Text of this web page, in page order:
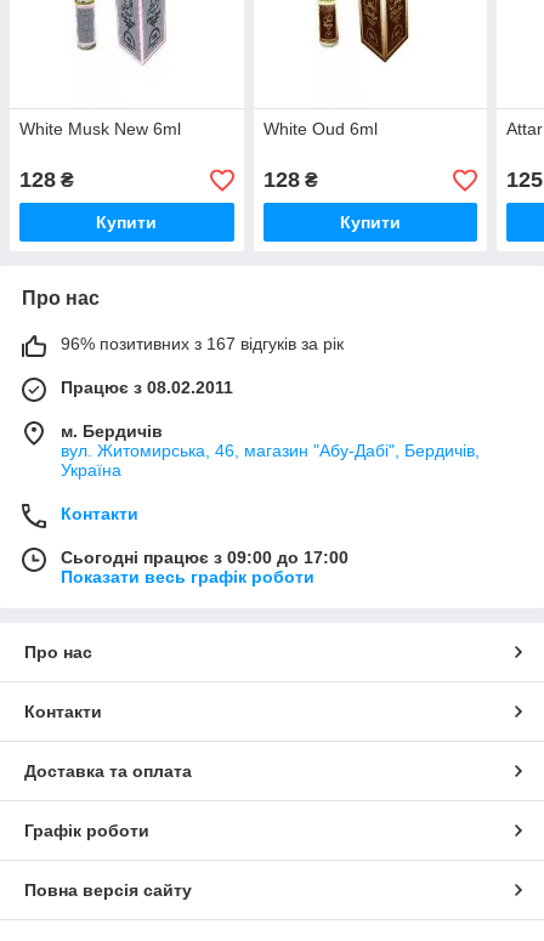
White Musk New 6ml
128 ₴
Купити
White Oud 6ml
128₴
Купити
125
Про нас
96% позитивних з 167 відгуків за рік
Працює з 08.02.2011
м. Бердичів
вул. Житомирська, 46, магазин "Абу-Дабі", Бердичів,
Україна
Контакти
Сьогодні працює з 09:00 до 17:00
Показати весь графік роботи
Про нас
Контакти
Доставка та оплата
Графік роботи
Повна версія сайту